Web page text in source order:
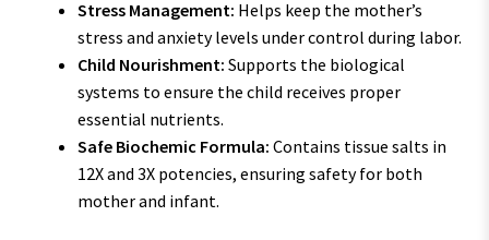
Stress Management: Helps keep the mother’s
stress and anxiety levels under control during labor.
Child Nourishment: Supports the biological
systems to ensure the child receives proper
essential nutrients.
Safe Biochemic Formula: Contains tissue salts in
12X and 3X potencies, ensuring safety for both
mother and infant.